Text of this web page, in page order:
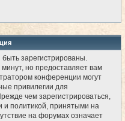
зарегистрированы.
минут, но предоставляет вам
конференции могут
привилегии для
чем зарегистрироваться,
и политикой, принятыми на
на форумах означает